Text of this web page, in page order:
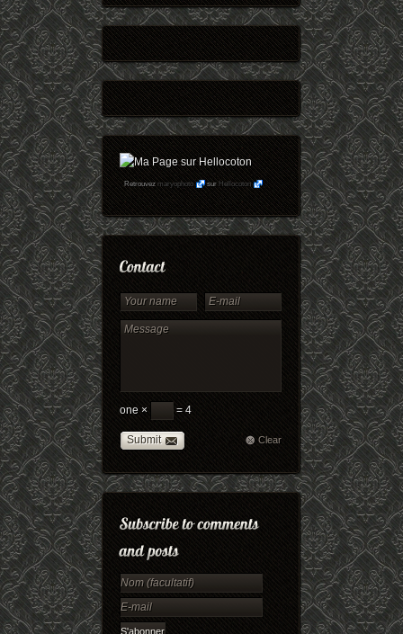
Retrouvezmaryophoto surHellocoton
one × = 4
Submit Clear